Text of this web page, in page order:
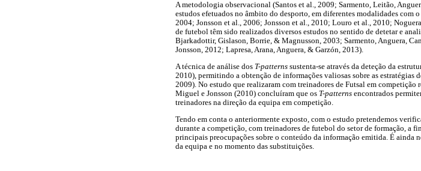
A metodologia observacional (Santos et al., 2009; Sarmento, Leitão,
estudos efetuados no âmbito do desporto, em diferentes modalidades com
2004; Jonsson et al., 2006; Jonsson et al., 2010; Louro et al., 2010;
de futebol têm sido realizados diversos estudos no sentido de detetar e
Bjarkadottir, Gislason, Borrie, & Magnusson, 2003; Sarmento, Anguera,
Jonsson, 2012; Lapresa, Arana, Anguera, & Garzón, 2013).
A técnica de análise dos T-patterns sustenta-se através da deteção da
2010), permitindo a obtenção de informações valiosas sobre as
2009). No estudo que realizaram com treinadores de Futsal em competição
Miguel e Jonsson (2010) concluíram que os T-patterns encontrados
treinadores na direção da equipa em competição.
Tendo em conta o anteriormente exposto, com o estudo pretendemos
durante a competição, com treinadores de futebol do setor de formação, a
principais preocupações sobre o conteúdo da informação emitida. É ainda
da equipa e no momento das substituições.